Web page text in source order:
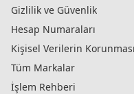
Gizlilik ve Güvenlik
Hesap Numaraları
Kişisel Verilerin Korunması
Tüm Markalar
İşlem Rehberi